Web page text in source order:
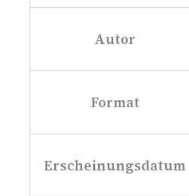
Autor
Format
Erscheinungsdatum